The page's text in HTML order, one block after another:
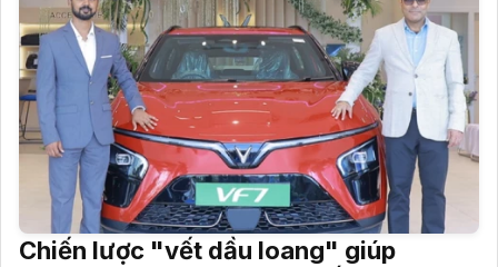
Chiến lược "vết dầu loang" giúp